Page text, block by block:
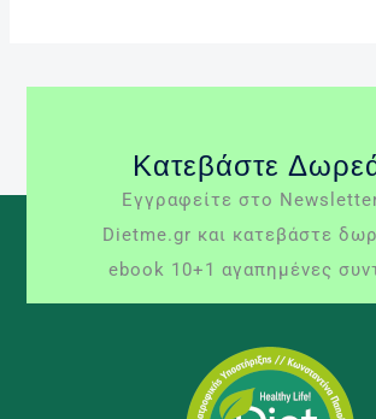
Κατεβάστε
Εγγραφείτε στο
Dietme.gr και κατεβάστε
ebook 10+1 αγαπημένες